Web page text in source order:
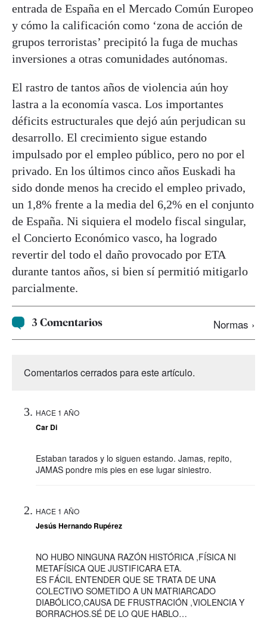
entrada de España en el Mercado Común Europeo
y cómo la calificación como ‘zona de acción de
grupos terroristas’ precipitó la fuga de muchas
inversiones a otras comunidades autónomas.
El rastro de tantos años de violencia aún hoy
lastra a la economía vasca. Los importantes
déficits estructurales que dejó aún perjudican su
desarrollo. El crecimiento sigue estando
impulsado por el empleo público, pero no por el
privado. En los últimos cinco años Euskadi ha
sido donde menos ha crecido el empleo privado,
un 1,8% frente a la media del 6,2% en el conjunto
de España. Ni siquiera el modelo fiscal singular,
el Concierto Económico vasco, ha logrado
revertir del todo el daño provocado por ETA
durante tantos años, si bien sí permitió mitigarlo
parcialmente.
3 Comentarios Normas ›
Comentarios cerrados para este artículo.
HACE 1 AÑO
Car Di
Estaban tarados y lo siguen estando. Jamas, repito,
JAMAS pondre mis pies en ese lugar siniestro.
HACE 1 AÑO
Jesús Hernando Rupérez
NO HUBO NINGUNA RAZÓN HISTÓRICA ,FÍSICA NI
METAFÍSICA QUE JUSTIFICARA ETA.
ES FÁCIL ENTENDER QUE SE TRATA DE UNA
COLECTIVO SOMETIDO A UN MATRIARCADO
DIABÓLICO,CAUSA DE FRUSTRACIÓN ,VIOLENCIA Y
BORRACHOS.SÉ DE LO QUE HABLO…